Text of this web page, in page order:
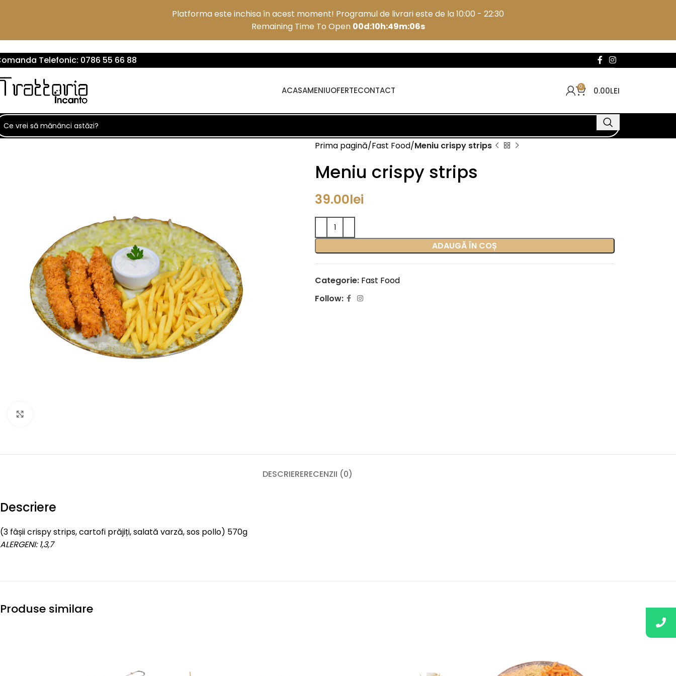
Platforma este inchisa în acest moment! Programul de livrari este de la 10:00 - 22:30
Remaining Time To Open 00d:10h:49m:05s
Telefonic: 0786 55 66 88
ACASAMENIUOFERTECONTACT 0 0.00LEI
Prima pagină Fast Food Meniu crispy strips
Meniu crispy strips
39.00lei
ADAUGĂ ÎN COȘ
Categorie: Fast Food
Follow:
DESCRIERERECENZII (0)
Descriere
(3 fâșii crispy strips, cartofi prăjiți, salată varză, sos pollo) 570g
ALERGENI: 1,3,7
Produse similare